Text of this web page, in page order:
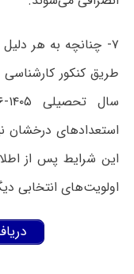
۷- چنانچه به هر
طریق کنکور
استعدادهای درخشان
این شرایط پس از
اولویت‌های انتخابی